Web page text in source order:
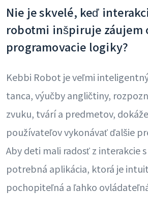
Nie je skvelé, keď
robotmi inšpiruje záujem
programovacie logiky?
Kebbi Robot je veľmi
tanca, výučby angličtiny,
zvuku, tvárí a predmetov,
používateľov vykonávať ďalšie
Aby deti mali radosť z interakcie
potrebná aplikácia, ktorá je
pochopiteľná a ľahko